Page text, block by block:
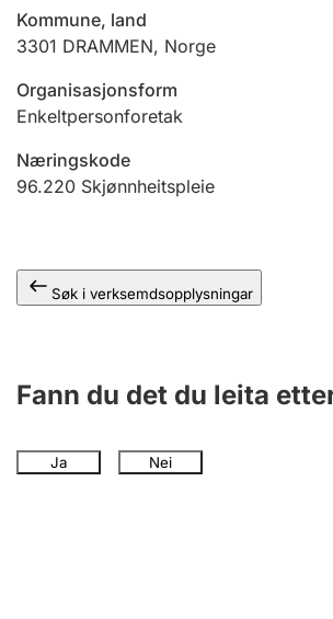
Ektepaktrettleiaren
Andre tema
Kommune, land
3301 DRAMMEN, Norge
Organisasjonsform
Enkeltpersonforetak
Næringskode
96.220 Skjønnheitspleie
Søk i verksemdsopplysningar
Fann du det du leita
Ja Nei